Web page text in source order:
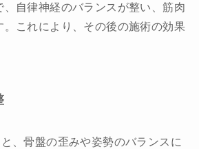
自律神経のバランスが整い、筋肉
。これにより、その後の施術の効果
、骨盤の歪みや姿勢のバランスに